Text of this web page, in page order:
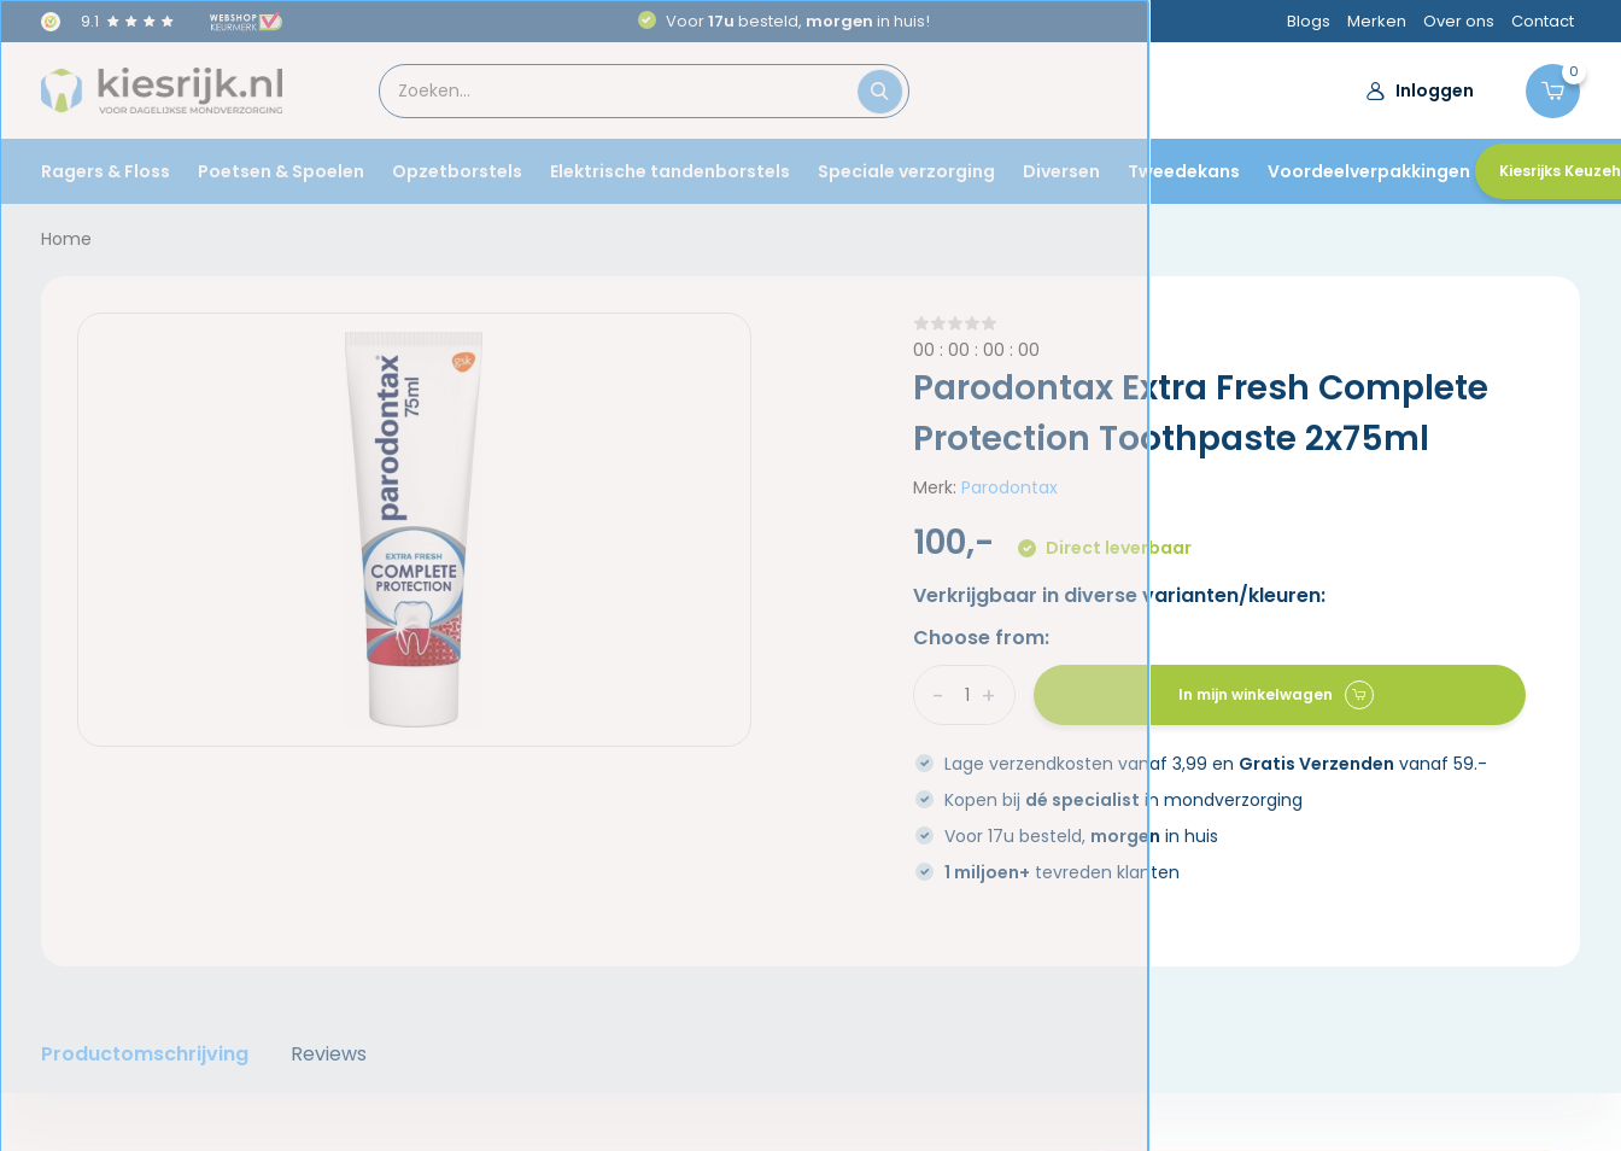
9.1 Voor17u besteld, morgen in huis! Blogs Merken Over ons Contact
Inloggen
0
Ragers & Floss Poetsen & Spoelen Opzetborstels Elektrische tandenborstels Speciale verzorging Diversen Tweedekans Voordeelverpakkingen Kiesrijks
Home
00 :00 :00 :00
Parodontax Extra Fresh Complete
Protection Toothpaste 2x75ml
Merk: Parodontax
100,- Direct leverbaar
Verkrijgbaar in diverse varianten/kleuren:
Choose from:
+
- In mijn winkelwagen
Lage verzendkosten vanaf 3,99 en Gratis Verzenden vanaf 59.-
Kopen bij dé specialist in mondverzorging
Voor 17u besteld, morgen in huis
1 miljoen+ tevreden klanten
Productomschrijving Reviews